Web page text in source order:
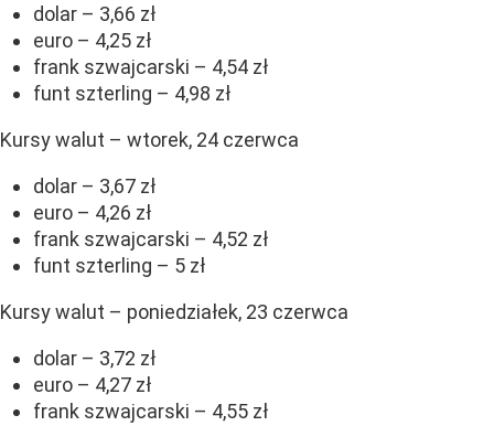
dolar – 3,66 zł
euro – 4,25 zł
frank szwajcarski – 4,54 zł
funt szterling – 4,98 zł
Kursy walut – wtorek, 24 czerwca
dolar – 3,67 zł
euro – 4,26 zł
frank szwajcarski – 4,52 zł
funt szterling – 5 zł
Kursy walut – poniedziałek, 23 czerwca
dolar – 3,72 zł
euro – 4,27 zł
frank szwajcarski – 4,55 zł